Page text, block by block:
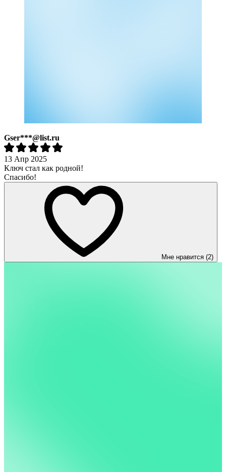
Gser***@list.ru
13 Апр 2025
Ключ стал как родной!
Спасибо!
Мне нравится (2)